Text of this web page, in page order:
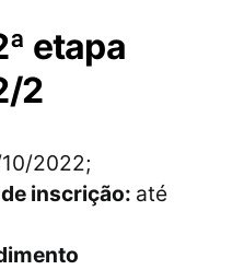
etapa
2
2022;
inscrição: até